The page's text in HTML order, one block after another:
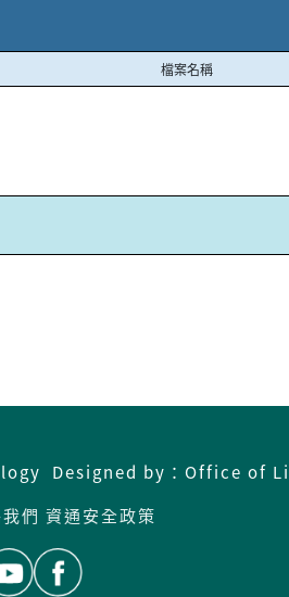
檔案名稱
Designed by：Office of
們 資通安全政策